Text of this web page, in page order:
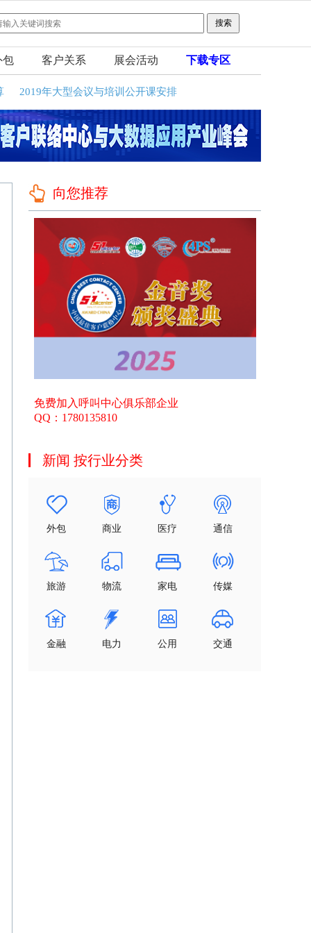
包 客户关系 展会活动 下载专区
2019年大型会议与培训公开课安排
向您推荐
免费加入呼叫中心俱乐部企业
QQ：1780135810
新闻 按行业分类
外包 商业 医疗 通信
旅游 物流 家电 传媒
金融 电力 公用 交通